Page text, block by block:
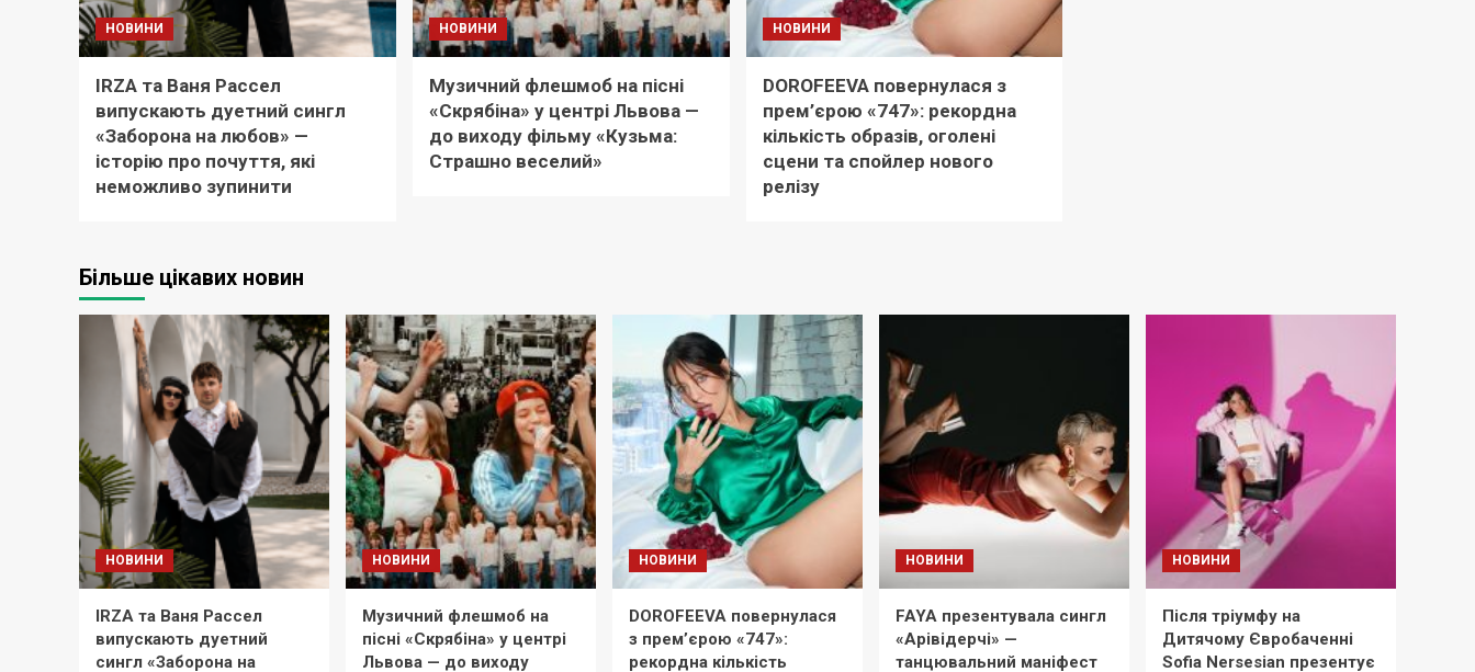
НОВИНИ
IRZA та Ваня Рассел
випускають дуетний сингл
«Заборона на любов» —
історію про почуття, які
неможливо зупинити
НОВИНИ
Музичний флешмоб на пісні
«Скрябіна» у центрі Львова —
до виходу фільму «Кузьма:
Страшно веселий»
НОВИНИ
DOROFEEVA повернулася з
прем’єрою «747»: рекордна
кількість образів, оголені
сцени та спойлер нового
релізу
Більше цікавих новин
НОВИНИ
IRZA та Ваня Рассел
випускають дуетний
сингл «Заборона на
НОВИНИ
Музичний флешмоб на
пісні «Скрябіна» у центрі
Львова — до виходу
НОВИНИ
DOROFEEVA повернулася
з прем’єрою «747»:
рекордна кількість
НОВИНИ
FAYA презентувала сингл
«Арівідерчі» —
танцювальний маніфест
НОВИНИ
Після тріумфу на
Дитячому Євробаченні
Sofia Nersesian презентує